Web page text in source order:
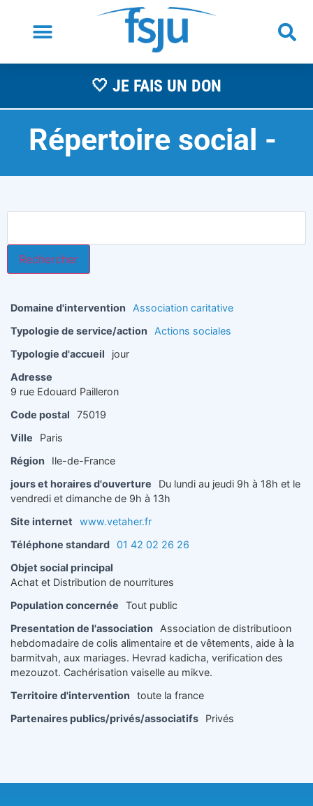
🤍 JE FAIS UN DON
Répertoire social -A
Domaine d'intervention
Association caritative
Typologie de service/action
Actions sociales
Typologie d'accueil
jour
Adresse
9 rue Edouard Pailleron
Code postal
75019
Ville
Paris
Région
Ile-de-France
jours et horaires d'ouverture
Du lundi au jeudi 9h à 18h et le
vendredi et dimanche de 9h à 13h
Site internet
www.vetaher.fr
Téléphone standard 01 42 02 26 26
Objet social principal
Achat et Distribution de nourritures
Population concernée
Tout public
Presentation de l'association
Association de distributioon
hebdomadaire de colis alimentaire et de vêtements, aide à la
barmitvah, aux mariages. Hevrad kadicha, verification des
mezouzot. Cachérisation vaiselle au mikve.
Territoire d'intervention
toute la france
Partenaires publics/privés/associatifs
Privés